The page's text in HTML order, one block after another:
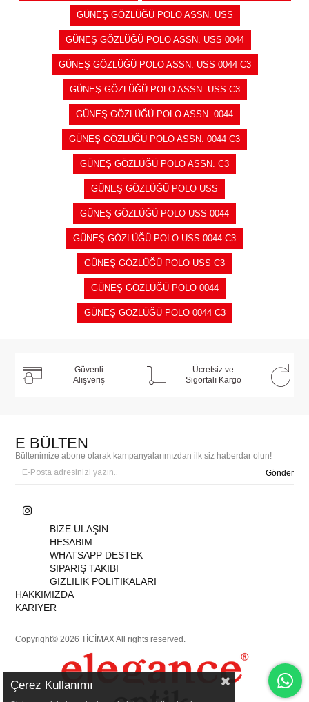
GÜNEŞ GÖZLÜĞÜ POLO ASSN. USS
GÜNEŞ GÖZLÜĞÜ POLO ASSN. USS 0044
GÜNEŞ GÖZLÜĞÜ POLO ASSN. USS 0044 C3
GÜNEŞ GÖZLÜĞÜ POLO ASSN. USS C3
GÜNEŞ GÖZLÜĞÜ POLO ASSN. 0044
GÜNEŞ GÖZLÜĞÜ POLO ASSN. 0044 C3
GÜNEŞ GÖZLÜĞÜ POLO ASSN. C3
GÜNEŞ GÖZLÜĞÜ POLO USS
GÜNEŞ GÖZLÜĞÜ POLO USS 0044
GÜNEŞ GÖZLÜĞÜ POLO USS 0044 C3
GÜNEŞ GÖZLÜĞÜ POLO USS C3
GÜNEŞ GÖZLÜĞÜ POLO 0044
GÜNEŞ GÖZLÜĞÜ POLO 0044 C3
Güvenli
Alışveriş
Ücretsiz ve
Sigortalı Kargo
E BÜLTEN
Bültenimize abone olarak kampanyalarımızdan ilk siz haberdar olun!
Gönder
BIZE ULAŞIN
HESABIM
WHATSAPP DESTEK
SIPARIŞ TAKIBI
GIZLILIK POLITIKALARI
HAKKIMIZDA
KARIYER
Copyright© 2026 TİCİMAX All rights reserved.
Çerez Kullanımı